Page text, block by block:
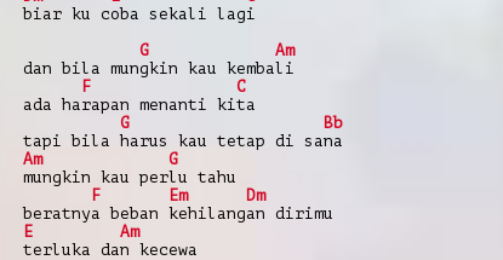
biar ku coba sekali lagi
G
Am
dan bila mungkin kau kembali
F
C
ada harapan menanti kita
G
Bb
tapi bila harus kau tetap di sana
Am
G
mungkin kau perlu tahu
F
Em
Dm
beratnya beban kehilangan dirimu
E
Am
terluka dan kecewa